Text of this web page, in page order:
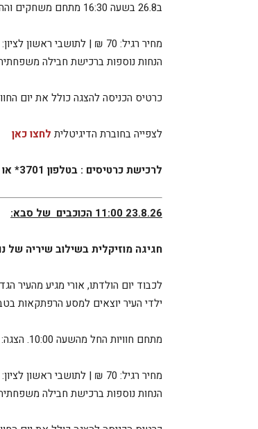
ב26.8 בשעה 16:30 מתחם משחקים וההצגה ב-17:30
מחיר רגיל: 70 ₪ | לתושבי ראשון לציון: 49 ₪
הנחות נוספות ברכישת חבילה משפחתית ( החל מ3
כרטיס הכניסה להצגה כולל את יום
לצפייה בחוברת הדיגיטלית לחצו כאן
לרכישת כרטיסים : בטלפון 3701* או
23.8.26 11:00 הכוכבים של סבא:
חגיגה מוזיקלית בשילוב שיריה של
לכבוד יום הולדתו, אורי מגיע מהעיר
ילדי העיר יוצאים למסע הרפתקאות
מתחם חוויות החל מהשעה 10:00. הצגה: 11:00
מחיר רגיל: 70 ₪ | לתושבי ראשון לציון: 49 ₪
הנחות נוספות ברכישת חבילה משפחתית ( החל מ3